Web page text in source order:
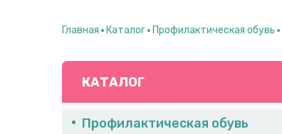
Главная Каталог Профилактическая обувь
КАТАЛОГ
Профилактическая обувь